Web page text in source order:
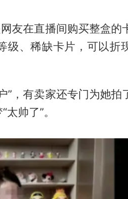
友在直播间购买整盒的
级、稀缺卡片，可以折
”，有卖家还专门为她拍
帅了”。